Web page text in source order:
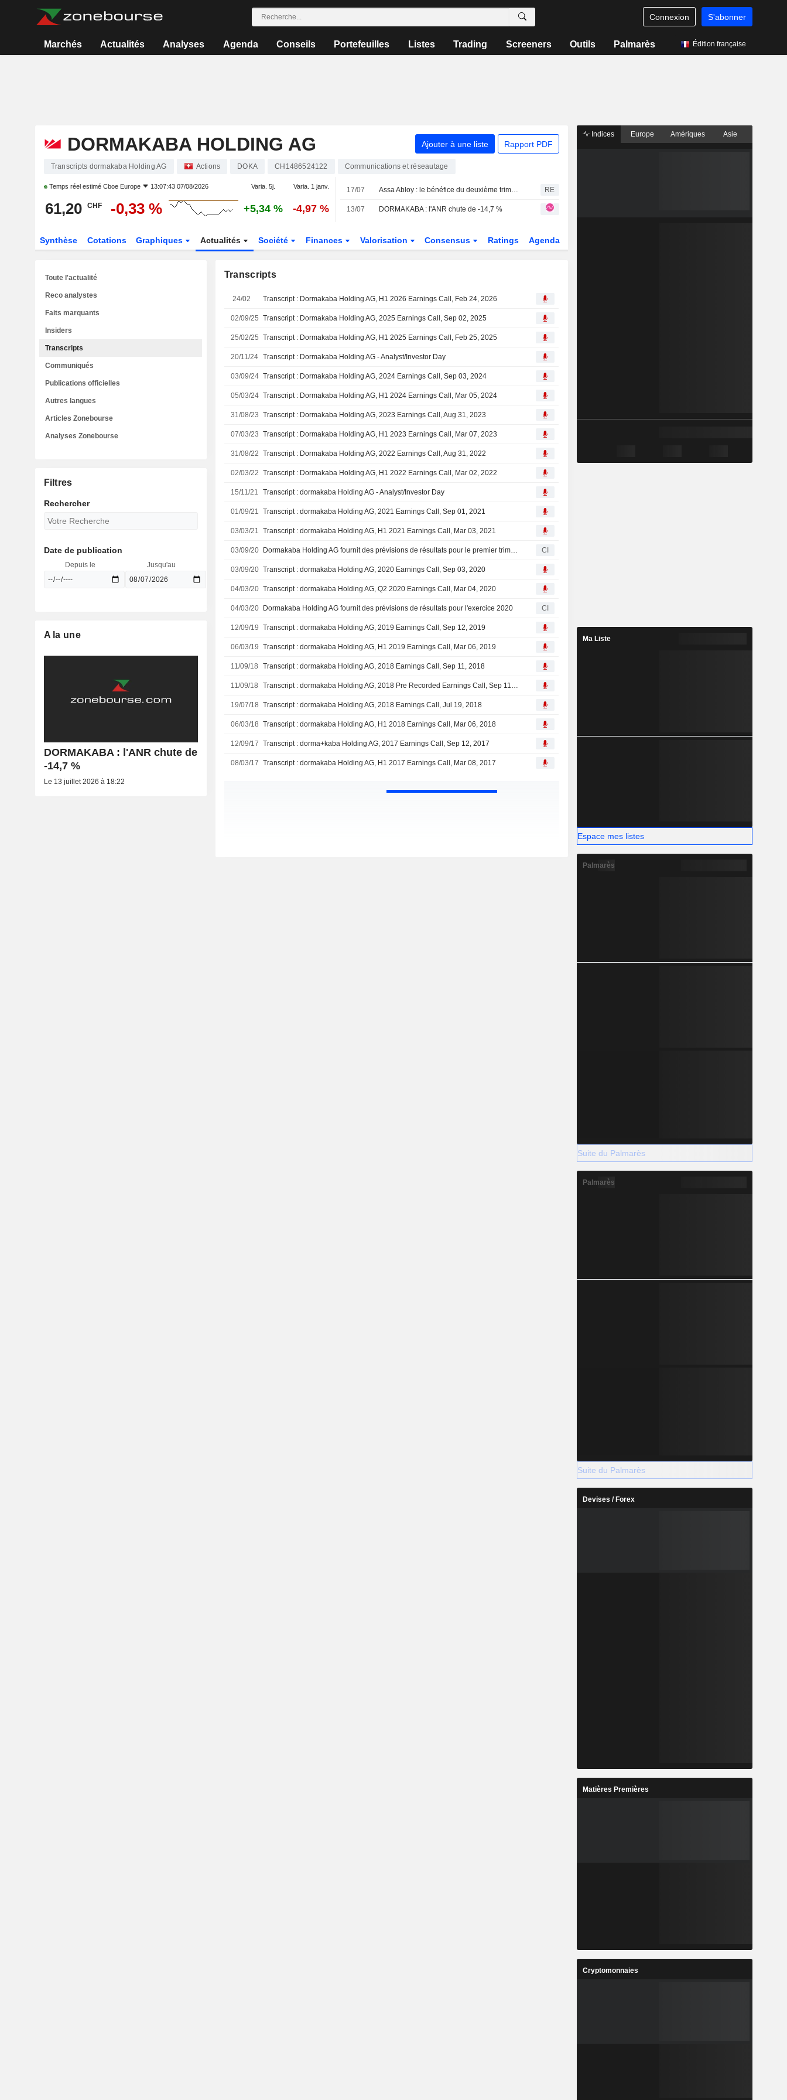
Connexion S'abonner
Marchés Actualités Analyses Agenda Conseils Portefeuilles Listes Trading Screeners Outils Palmarès Édition française
DORMAKABA HOLDING AG Ajouter à une liste Rapport PDF
Transcripts dormakaba Holding AG Actions DOKA CH1486524122 Communications et réseautage
Temps réel estimé Cboe Europe 13:07:43 07/08/2026 Varia. 5j. Varia. 1 janv.
61,20 CHF -0,33 % +5,34 % -4,97 %
17/07 Assa Abloy : le bénéfice du deuxième trimestre dépasse les prévisions RE
13/07 DORMAKABA : l'ANR chute de -14,7 %
Synthèse Cotations Graphiques Actualités Société Finances Valorisation Consensus Ratings Agenda
Transcripts
24/02 Transcript : Dormakaba Holding AG, H1 2026 Earnings Call, Feb 24, 2026
02/09/25 Transcript : Dormakaba Holding AG, 2025 Earnings Call, Sep 02, 2025
25/02/25 Transcript : Dormakaba Holding AG, H1 2025 Earnings Call, Feb 25, 2025
20/11/24 Transcript : Dormakaba Holding AG - Analyst/Investor Day
03/09/24 Transcript : Dormakaba Holding AG, 2024 Earnings Call, Sep 03, 2024
05/03/24 Transcript : Dormakaba Holding AG, H1 2024 Earnings Call, Mar 05, 2024
31/08/23 Transcript : Dormakaba Holding AG, 2023 Earnings Call, Aug 31, 2023
07/03/23 Transcript : Dormakaba Holding AG, H1 2023 Earnings Call, Mar 07, 2023
31/08/22 Transcript : Dormakaba Holding AG, 2022 Earnings Call, Aug 31, 2022
02/03/22 Transcript : Dormakaba Holding AG, H1 2022 Earnings Call, Mar 02, 2022
15/11/21 Transcript : dormakaba Holding AG - Analyst/Investor Day
01/09/21 Transcript : dormakaba Holding AG, 2021 Earnings Call, Sep 01, 2021
03/03/21 Transcript : dormakaba Holding AG, H1 2021 Earnings Call, Mar 03, 2021
03/09/20 Dormakaba Holding AG fournit des prévisions de résultats pour le premier trimestre et le premier semestre de l'exercice 2021 CI
03/09/20 Transcript : dormakaba Holding AG, 2020 Earnings Call, Sep 03, 2020
04/03/20 Transcript : dormakaba Holding AG, Q2 2020 Earnings Call, Mar 04, 2020
04/03/20 Dormakaba Holding AG fournit des prévisions de résultats pour l'exercice 2020 CI
12/09/19 Transcript : dormakaba Holding AG, 2019 Earnings Call, Sep 12, 2019
06/03/19 Transcript : dormakaba Holding AG, H1 2019 Earnings Call, Mar 06, 2019
11/09/18 Transcript : dormakaba Holding AG, 2018 Earnings Call, Sep 11, 2018
11/09/18 Transcript : dormakaba Holding AG, 2018 Pre Recorded Earnings Call, Sep 11, 2018
19/07/18 Transcript : dormakaba Holding AG, 2018 Earnings Call, Jul 19, 2018
06/03/18 Transcript : dormakaba Holding AG, H1 2018 Earnings Call, Mar 06, 2018
12/09/17 Transcript : dorma+kaba Holding AG, 2017 Earnings Call, Sep 12, 2017
08/03/17 Transcript : dormakaba Holding AG, H1 2017 Earnings Call, Mar 08, 2017
Toute l'actualité
Reco analystes
Faits marquants
Insiders
Transcripts
Communiqués
Publications officielles
Autres langues
Articles Zonebourse
Analyses Zonebourse
Filtres
Rechercher
Date de publication
Depuis le Jusqu'au
A la une
DORMAKABA : l'ANR chute de
-14,7 %
Le 13 juillet 2026 à 18:22
Indices Europe Amériques Asie
Ma Liste
Espace mes listes
Palmarès
Suite du Palmarès
Palmarès
Suite du Palmarès
Devises / Forex
Matières Premières
Cryptomonnaies